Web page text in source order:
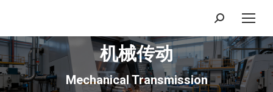
搜
索：
机械传动
Mechanical Transmission
你在这里：